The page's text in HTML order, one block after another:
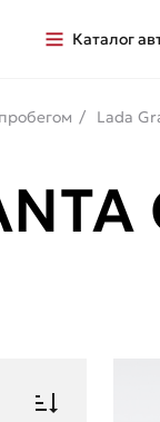
Каталог
Lada